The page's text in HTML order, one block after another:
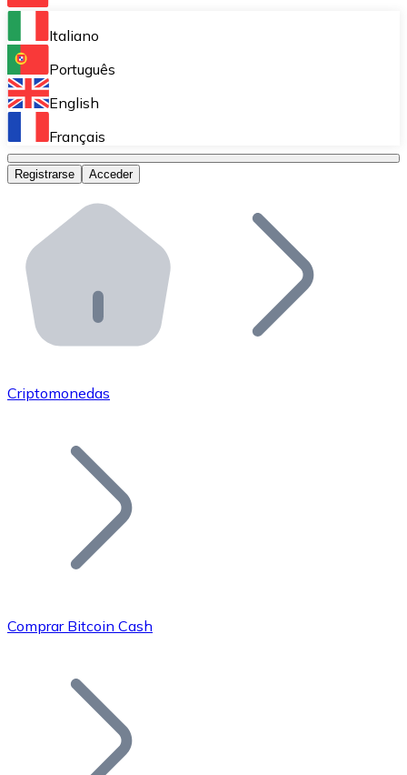
Bitnovo Ramp
Integra nuestra solución en tu plataforma.
Bitnovo Giftcards
Bitnovo OTC
Bitnovo ATM
Integra un ATM Bitnovo en tu negocio y permite que
Bitnovo API
Integra nuestra API en tu ecosistema.
Únete a nuestra red de distribuidores.
Añade tu proyecto a nuestro ecosistema.
Bitcoin
Italiano
Português
English
Français
Registrarse Acceder
Criptomonedas
Comprar Bitcoin Cash